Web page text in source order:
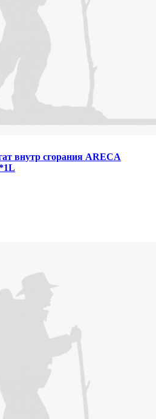
внутр сгорания ARECA